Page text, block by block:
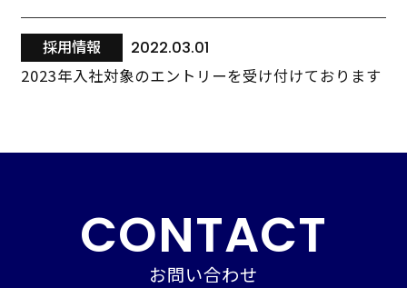
採用情報 2022.03.01
2023年入社対象のエントリーを受け付けております
CONTACT
お問い合わせ